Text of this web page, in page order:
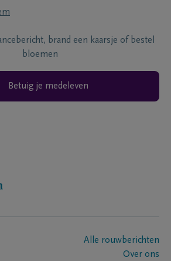
brand een kaarsje of bestel
bloemen
Betuig je medeleven
Alle rouwberichten
Over ons